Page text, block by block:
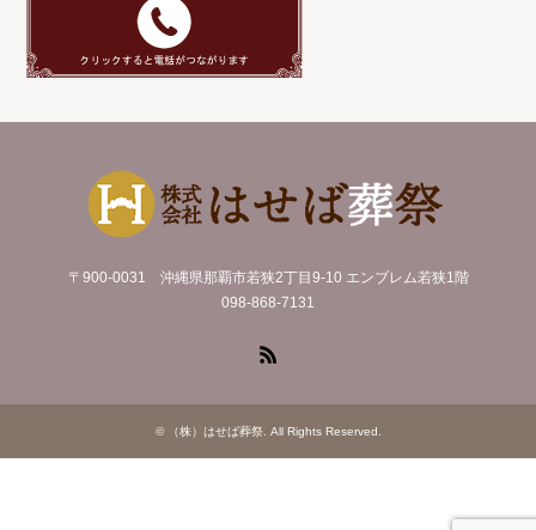
〒900-0031 沖縄県那覇市若狭2丁目9-10 エンブレム若狭1階
098-868-7131
© （株）はせば葬祭. All Rights Reserved.